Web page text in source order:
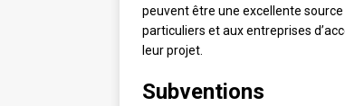
peuvent être une excellente
particuliers et aux entreprises
leur projet.
Subventions